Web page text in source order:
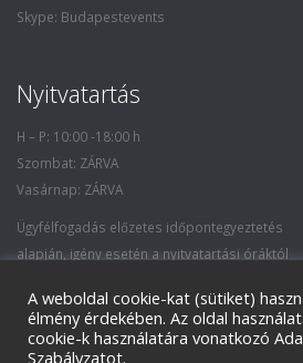
Skype: Budapestevents
Nyitvatartás
H – P: 10:00 -18:00 h
Szombat: ZÁRVA
Vasárnap: ZÁRVA
Ügyfélfogadás előzetes időpontegyeztetés
alapján, igény esetén a nyitvatartási óráktól
A weboldal cookie-kat (sütiket)
élmény érdekében. Az oldal
cookie-k használatára vonatkozó
Szabályzatot.